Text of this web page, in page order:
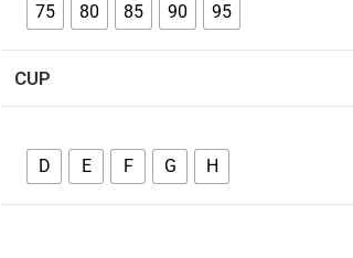
75 80 85 90 95
CUP
D E F G H